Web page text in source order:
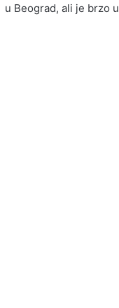
u Beograd, ali je brzo